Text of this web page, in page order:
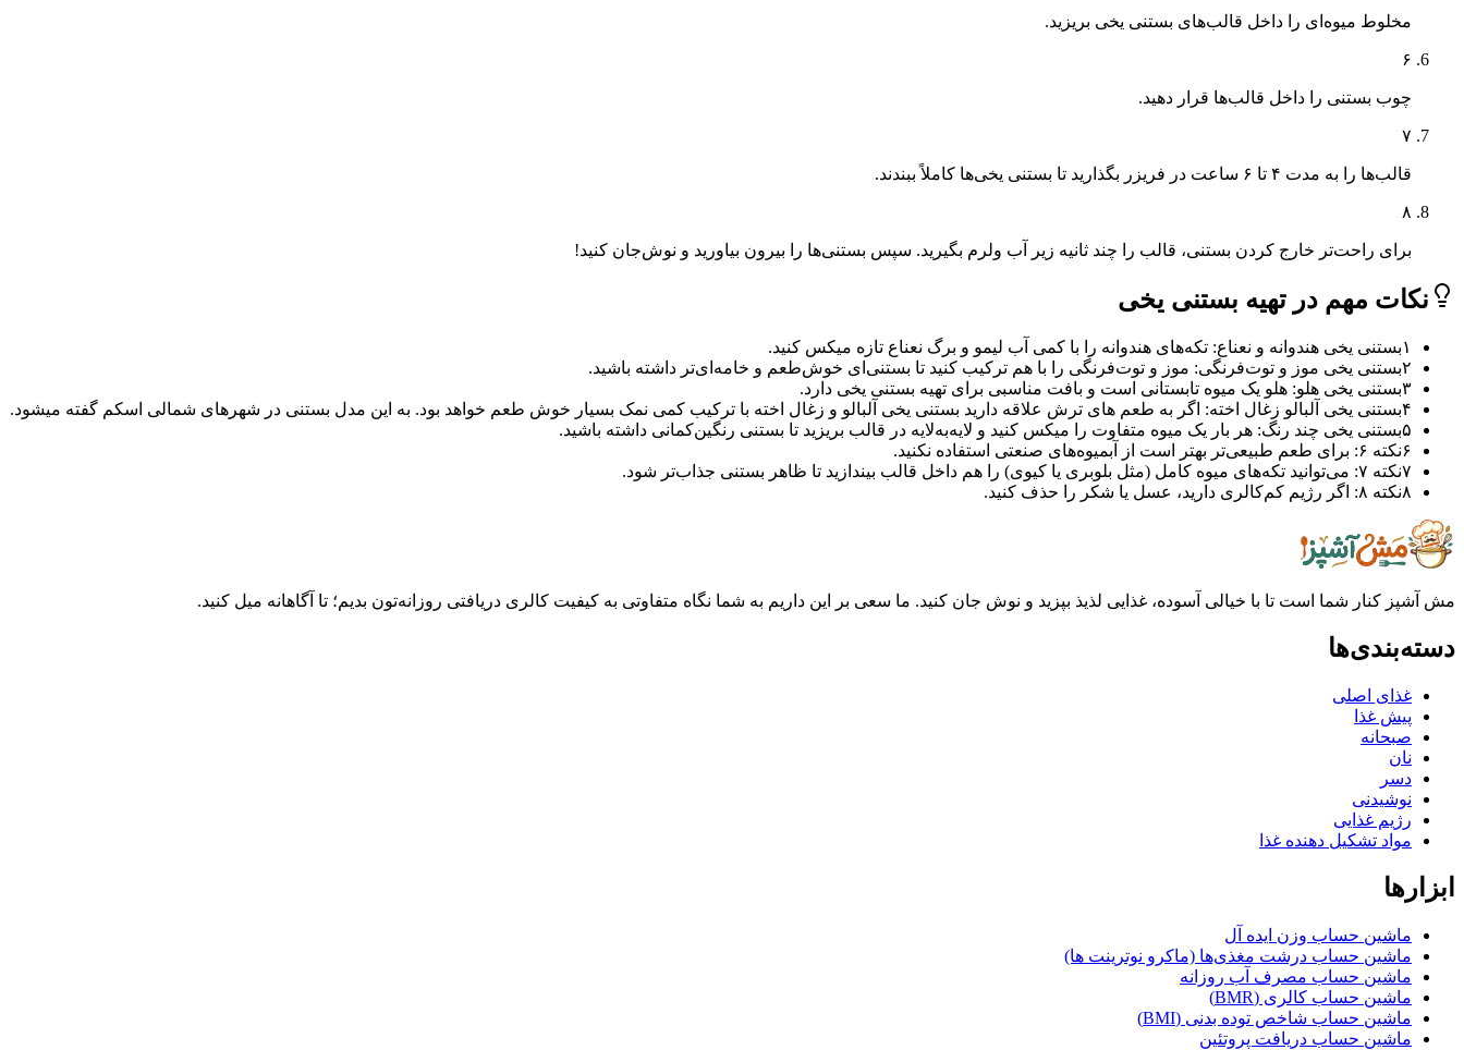
مخلوط میوه‌ای را داخل قالب‌های بستنی یخی بریزید.
۶
چوب بستنی را داخل قالب‌ها قرار دهید.
۷
قالب‌ها را به مدت ۴ تا ۶ ساعت در فریزر بگذارید تا بستنی یخی‌ها کاملاً ببندند.
۸
برای راحت‌تر خارج کردن بستنی، قالب را چند ثانیه زیر آب ولرم بگیرید. سپس بستنی‌ها را بیرون بیاورید و نوش‌جان کنید!
نکات مهم در تهیه بستنی یخی
۱بستنی یخی هندوانه و نعناع: تکه‌های هندوانه را با کمی آب لیمو و برگ نعناع تازه میکس کنید.
۲بستنی یخی موز و توت‌فرنگی: موز و توت‌فرنگی را با هم ترکیب کنید تا بستنی‌ای خوش‌طعم و خامه‌ای‌تر داشته باشید.
۳بستنی یخی هلو: هلو یک میوه تابستانی است و بافت مناسبی برای تهیه بستنی یخی دارد.
۴بستنی یخی آلبالو زغال اخته: اگر به طعم های ترش علاقه دارید بستنی یخی آلبالو و زغال اخته با ترکیب کمی نمک بسیار خوش طعم خواهد بود. به این مدل بستنی در شهرهای شمالی اسکم گفته میشود.
۵بستنی یخی چند رنگ: هر بار یک میوه متفاوت را میکس کنید و لایه‌به‌لایه در قالب بریزید تا بستنی رنگین‌کمانی داشته باشید.
۶نکته ۶: برای طعم طبیعی‌تر بهتر است از آبمیوه‌های صنعتی استفاده نکنید.
۷نکته ۷: می‌توانید تکه‌های میوه کامل (مثل بلوبری یا کیوی) را هم داخل قالب بیندازید تا ظاهر بستنی جذاب‌تر شود.
۸نکته ۸: اگر رژیم کم‌کالری دارید، عسل یا شکر را حذف کنید.
مش آشپز کنار شما است تا با خیالی آسوده، غذایی لذیذ بپزید و نوش جان کنید. ما سعی بر این داریم به شما نگاه متفاوتی به کیفیت کالری دریافتی روزانه‌تون بدیم؛ تا آگاهانه میل کنید.
دسته‌بندی‌ها
غذای اصلی
پیش غذا
صبحانه
نان
دسر
نوشیدنی
رژیم غذایی
مواد تشکیل دهنده غذا
ابزارها
ماشین حساب وزن ایده آل
ماشین حساب درشت مغذی‌ها (ماکرو نوترینت ها)
ماشین حساب مصرف آب روزانه
ماشین حساب کالری (BMR)
ماشین حساب شاخص توده بدنی (BMI)
ماشین حساب دریافت پروتئین